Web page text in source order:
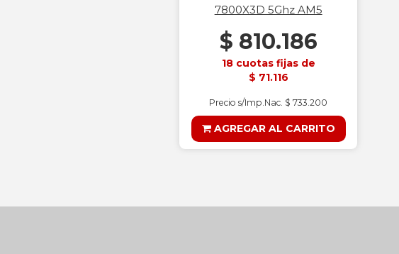
7800X3D 5Ghz AM5
$ 810.186
18 cuotas fijas de
$ 71.116
Precio s/Imp.Nac. $ 733.200
AGREGAR AL CARRITO